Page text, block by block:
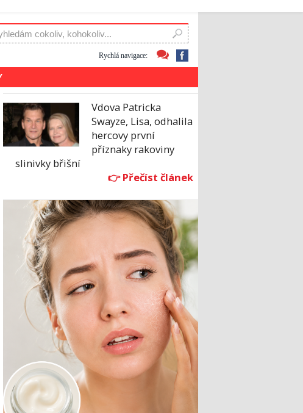
Rychlá navigace:
Vdova Patricka
Swayze, Lisa, odhalila
hercovy první
příznaky rakoviny
slinivky břišní